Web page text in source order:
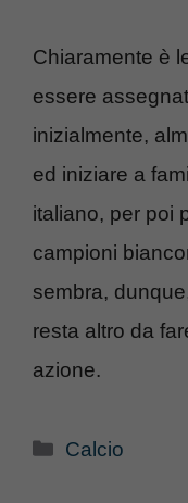
Chiaramente è
essere
inizialmente,
ed iniziare a
italiano, per poi
campioni
sembra,
resta altro da
azione.
Categorie
Calcio